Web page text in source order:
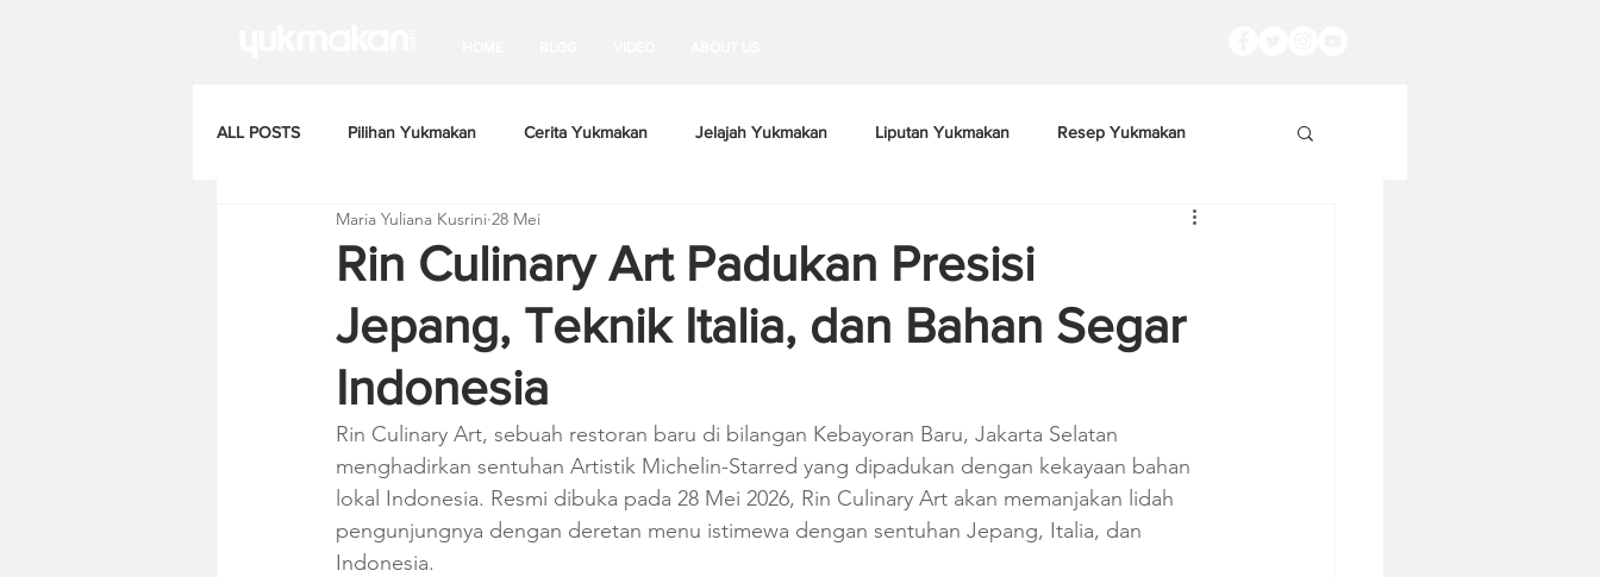
ALL POSTS Pilihan Yukmakan Cerita Yukmakan Jelajah Yukmakan Liputan Yukmakan Resep Yukmakan
Rin Culinary Art Padukan Presisi
Jepang, Teknik Italia, dan Bahan Segar
Indonesia
Maria Yuliana Kusrini 28 Mei
Rin Culinary Art, sebuah restoran baru di bilangan Kebayoran Baru, Jakarta Selatan
menghadirkan sentuhan Artistik Michelin-Starred yang dipadukan dengan kekayaan bahan
lokal Indonesia. Resmi dibuka pada 28 Mei 2026, Rin Culinary Art akan memanjakan lidah
pengunjungnya dengan deretan menu istimewa dengan sentuhan Jepang, Italia, dan
Indonesia.